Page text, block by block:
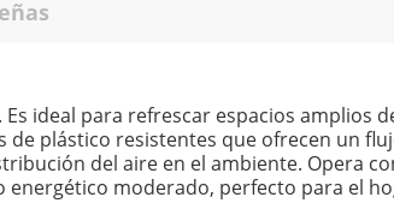
Es ideal para refrescar espacios amplios
de plástico resistentes que ofrecen un
del aire en el ambiente. Opera
moderado, perfecto para el